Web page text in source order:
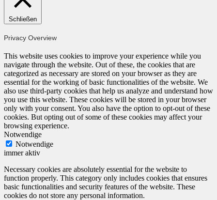
Schließen
Privacy Overview
This website uses cookies to improve your experience while you
navigate through the website. Out of these, the cookies that are
categorized as necessary are stored on your browser as they are
essential for the working of basic functionalities of the website. We
also use third-party cookies that help us analyze and understand how
you use this website. These cookies will be stored in your browser
only with your consent. You also have the option to opt-out of these
cookies. But opting out of some of these cookies may affect your
browsing experience.
Notwendige
Notwendige
immer aktiv
Necessary cookies are absolutely essential for the website to
function properly. This category only includes cookies that ensures
basic functionalities and security features of the website. These
cookies do not store any personal information.